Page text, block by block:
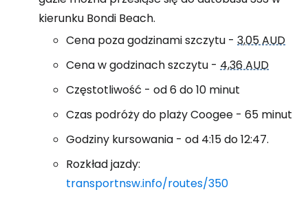
kierunku Bondi Beach.
Cena poza godzinami szczytu - 3,05 AUD
Cena w godzinach szczytu - 4,36 AUD
Częstotliwość - od 6 do 10 minut
Czas podróży do plaży Coogee - 65 minut
Godziny kursowania - od 4:15 do 12:47.
Rozkład jazdy:
transportnsw.info/routes/350